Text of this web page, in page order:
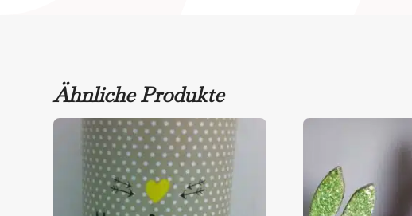
Ähnliche Produkte